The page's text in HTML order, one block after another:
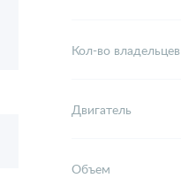
Кол-во владельцев
Двигатель
Объем